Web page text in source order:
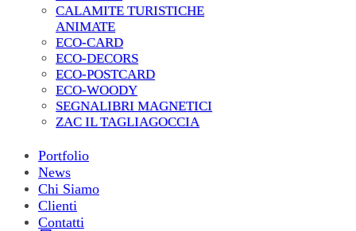
CALAMITE TURISTICHE
ANIMATE
ECO-CARD
ECO-DECORS
ECO-POSTCARD
ECO-WOODY
SEGNALIBRI MAGNETICI
ZAC IL TAGLIAGOCCIA
Portfolio
News
Chi Siamo
Clienti
Contatti